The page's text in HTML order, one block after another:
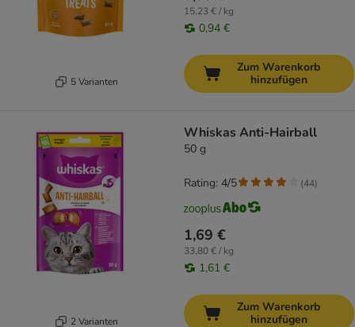
5 Varianten
15,23 € / kg
0,94 €
Zum Warenkorb
hinzufügen
2 Varianten
Whiskas Anti-Hairball
50 g
1,69 €
33,80 € / kg
1,61 €
Rating: 4/5 (44)
Zum Warenkorb
hinzufügen